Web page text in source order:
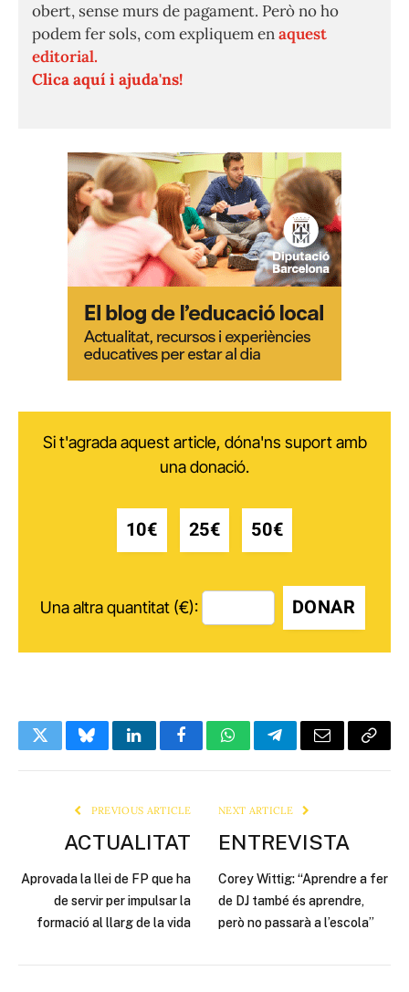
obert, sense murs de pagament. Però no ho
podem fer sols, com expliquem enaquest
editorial.
Clica aquí i ajuda'ns!
Si t'agrada aquest article, dóna'ns suport amb
una donació.
10€ 25€ 50€
Una altra quantitat (€): DONAR
TwitterBlueskyLinkedInFacebookWhatsAppTelegramEmail Copy
PREVIOUS ARTICLE
ACTUALITAT
Aprovada la llei de FP que ha
de servir per impulsar la
formació al llarg de la vida
NEXT ARTICLE
ENTREVISTA
Corey Wittig: “Aprendre a fer
de DJ també és aprendre,
però no passarà a l’escola”